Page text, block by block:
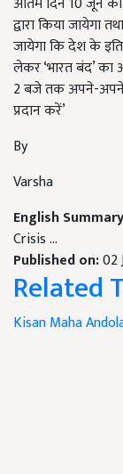
द्वारा किया जायेगा
जायेगा कि देश के
लेकर ‘भारत बंद’ का
2 बजे तक अपने-अपने
प्रदान करें’
By
Varsha
English
Crisis ...
Published on:02
Related
Kisan Maha